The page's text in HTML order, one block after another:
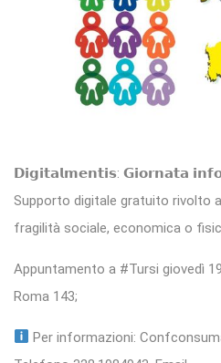
𝗗𝗶𝗴𝗶𝘁𝗮𝗹𝗺𝗲𝗻𝘁𝗶𝘀: 𝗚𝗶𝗼𝗿𝗻𝗮𝘁𝗮
Supporto digitale gratuito rivolto
fragilità sociale, economica o
Appuntamento a #Tursi giovedì
Roma 143;
Per informazioni: